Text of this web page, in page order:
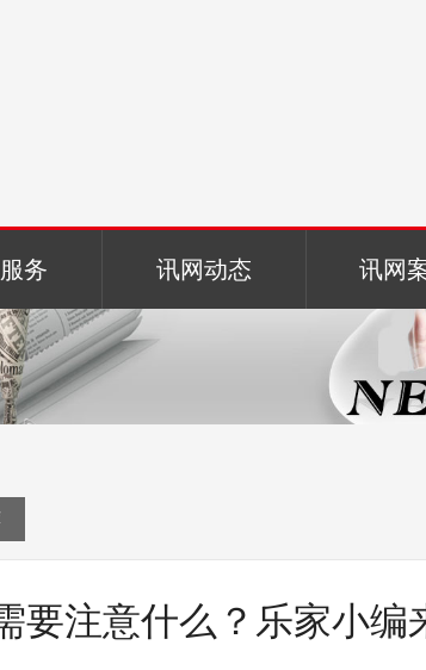
务 讯网动态 讯网
要注意什么？乐家小编